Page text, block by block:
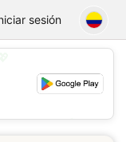
sesión
💕